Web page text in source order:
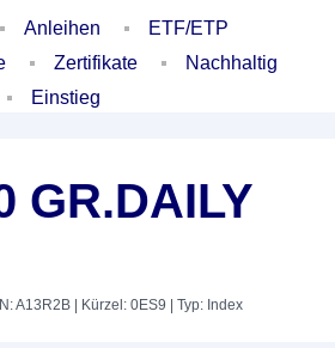
Anleihen
ETF/ETP
Zertifikate
Nachhaltig
Einstieg
GR.DAILY
A13R2B | Kürzel: 0ES9 | Typ: Index